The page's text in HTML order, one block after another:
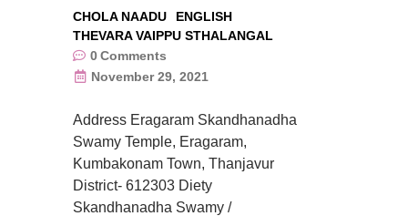
CHOLA NAADU
ENGLISH
THEVARA VAIPPU STHALANGAL
0Comments
November 29, 2021
Address Eragaram Skandhanadha
Swamy Temple, Eragaram,
Kumbakonam Town, Thanjavur
District- 612303 Diety
Skandhanadha Swamy /